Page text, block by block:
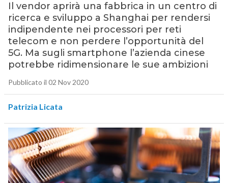
Il vendor aprirà una fabbrica in un centro di
ricerca e sviluppo a Shanghai per rendersi
indipendente nei processori per reti
telecom e non perdere l’opportunità del
5G. Ma sugli smartphone l’azienda cinese
potrebbe ridimensionare le sue ambizioni
Pubblicato il 02 Nov 2020
Patrizia Licata